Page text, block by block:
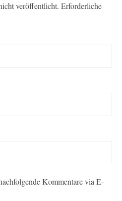
veröffentlicht. Erforderliche
Kommentare via E-